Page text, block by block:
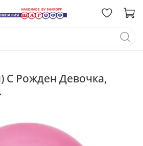
С Рожден Девочка,